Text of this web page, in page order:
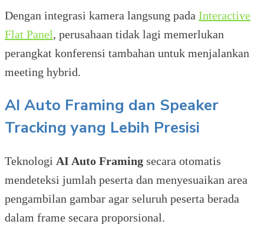
Dengan integrasi kamera langsung pada Interactive
Flat Panel, perusahaan tidak lagi memerlukan
perangkat konferensi tambahan untuk menjalankan
meeting hybrid.
AI Auto Framing dan Speaker
Tracking yang Lebih Presisi
Teknologi AI Auto Framing secara otomatis
mendeteksi jumlah peserta dan menyesuaikan area
pengambilan gambar agar seluruh peserta berada
dalam frame secara proporsional.